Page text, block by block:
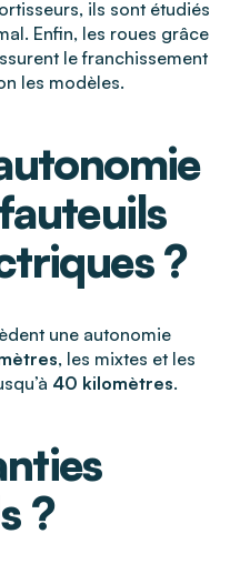
ils sont étudiés
Enfin, les roues grâce
le franchissement
les modèles.
?
une autonomie
, les mixtes et les
40 kilomètres.
?